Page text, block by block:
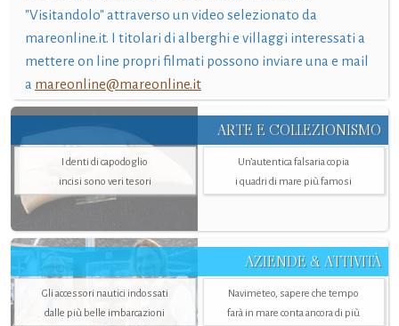
"Visitandolo" attraverso un video selezionato da
mareonline.it. I titolari di alberghi e villaggi interessati a
mettere on line propri filmati possono inviare una e mail
a mareonline@mareonline.it
ARTE E COLLEZIONISMO
I denti di capodoglio
incisi sono veri tesori
Un’autentica falsaria copia
i quadri di mare più famosi
AZIENDE & ATTIVITÀ
Gli accessori nautici indossati
dalle più belle imbarcazioni
Navimeteo, sapere che tempo
farà in mare conta ancora di più